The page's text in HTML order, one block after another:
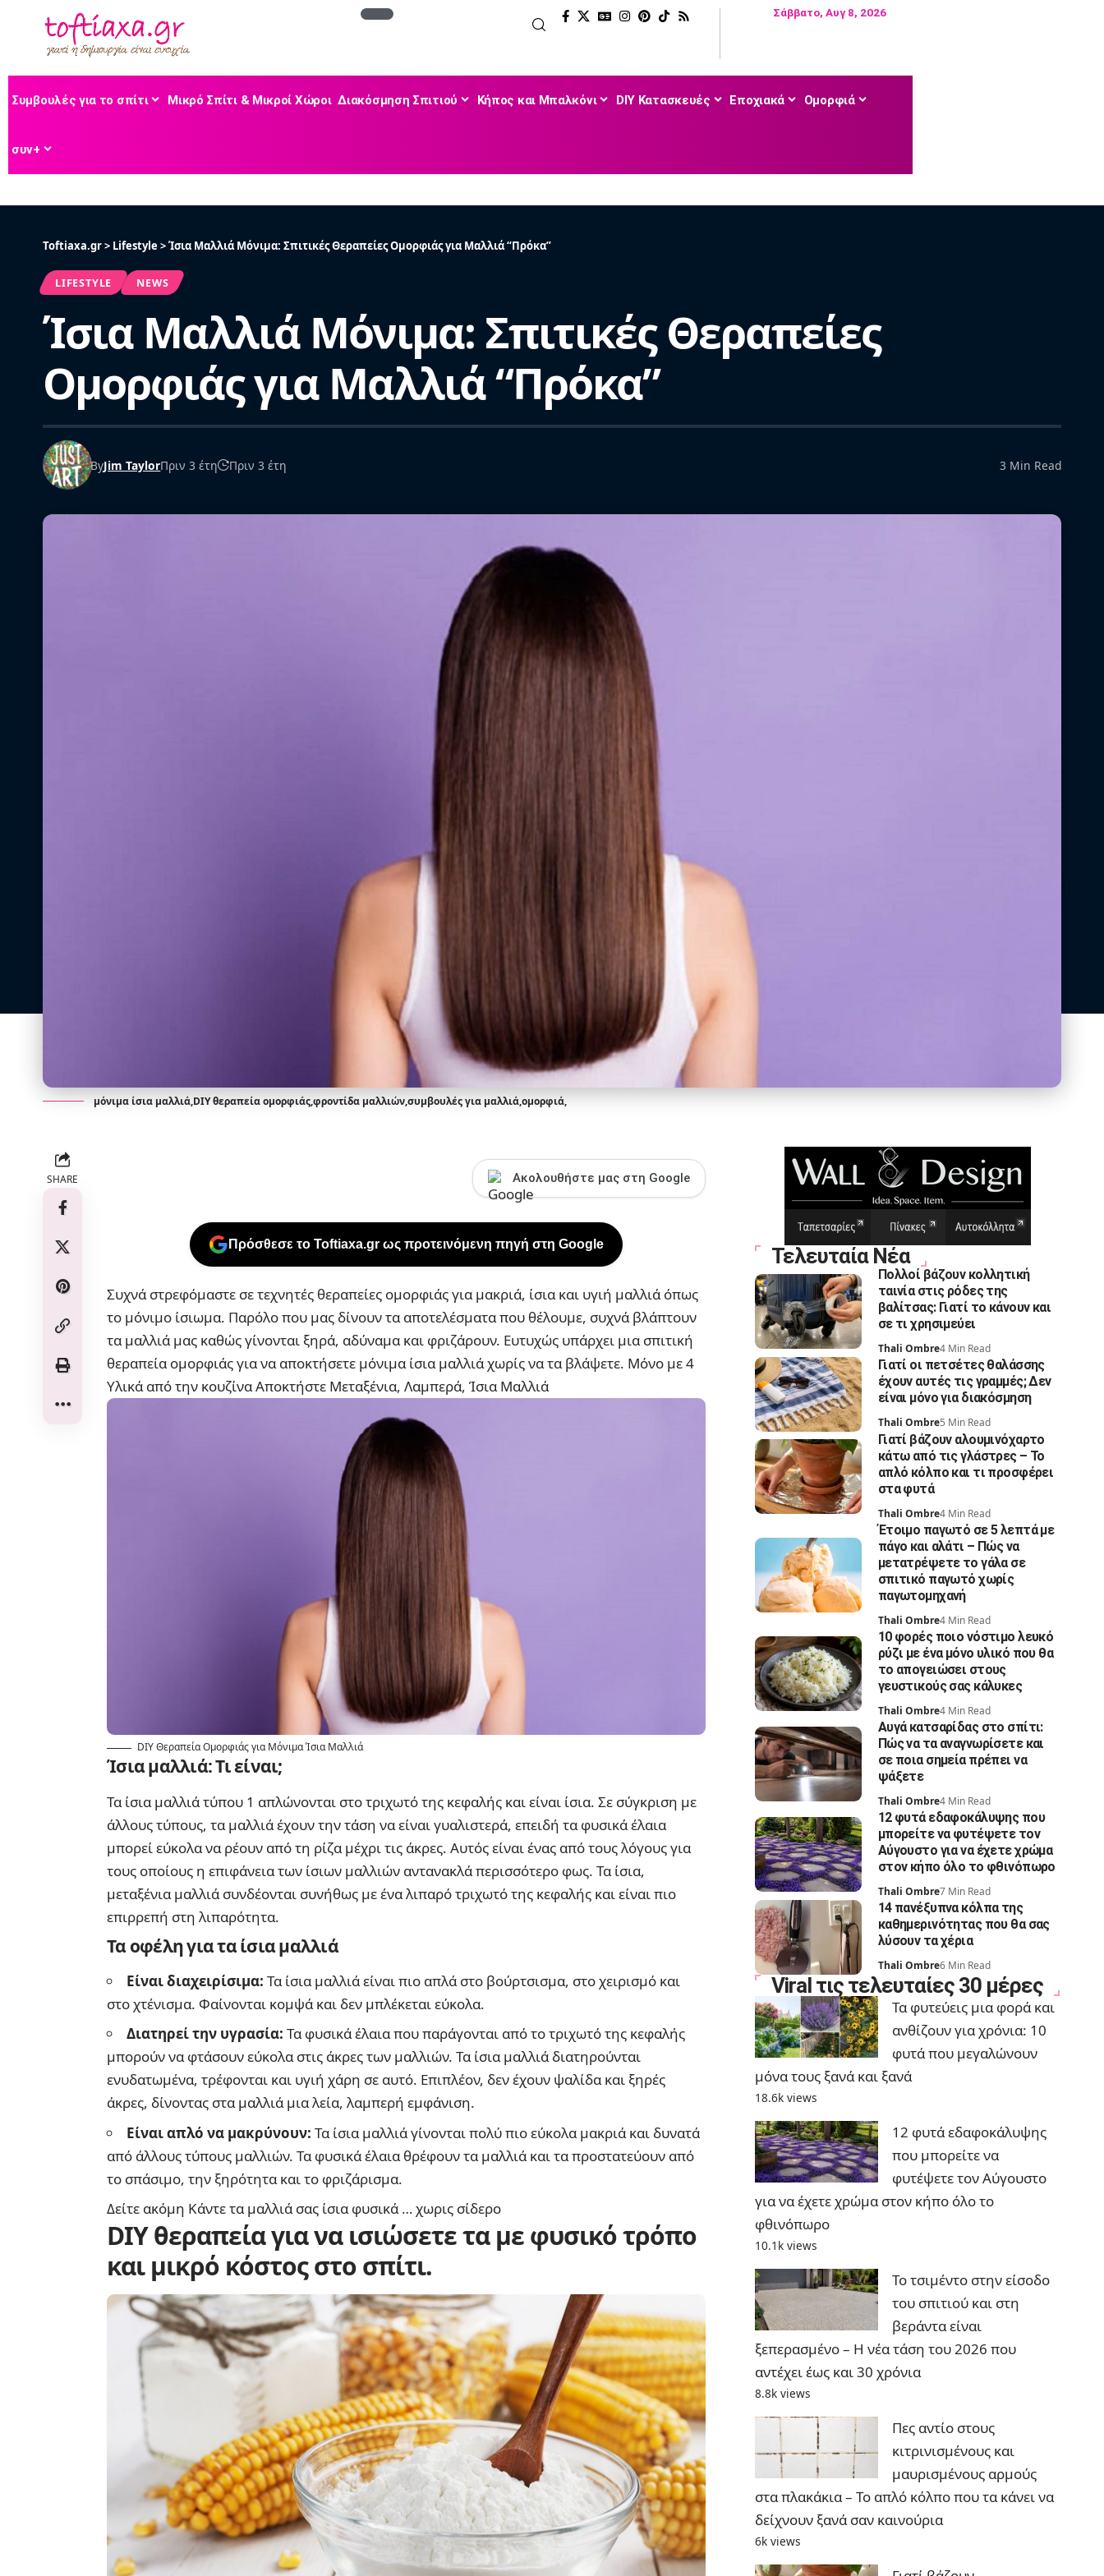
Σάββατο, Αυγ 8, 2026
Συμβουλές για το σπίτι Μικρό Σπίτι & Μικροί Χώροι Διακόσμηση Σπιτιού Κήπος και Μπαλκόνι DIY Κατασκευές Εποχιακά Ομορφιά
συν+
Toftiaxa.gr> Lifestyle>Ίσια Μαλλιά Μόνιμα: Σπιτικές Θεραπείες Ομορφιάς για Μαλλιά “Πρόκα”
LIFESTYLE NEWS
Ίσια Μαλλιά Μόνιμα: Σπιτικές Θεραπείες
Ομορφιάς για Μαλλιά “Πρόκα”
ByJim TaylorΠριν 3 έτη Πριν 3 έτη 3 Min Read
μόνιμα ίσια μαλλιά,DIY θεραπεία ομορφιάς,φροντίδα μαλλιών,συμβουλές για μαλλιά,ομορφιά,
SHARE Ακολουθήστε μας στη Google
Πρόσθεσε το Toftiaxa.gr ως προτεινόμενη πηγή στη Google
Συχνά στρεφόμαστε σε τεχνητές θεραπείες ομορφιάς για μακριά, ίσια και υγιή μαλλιά όπως
το μόνιμο ίσιωμα. Παρόλο που μας δίνουν τα αποτελέσματα που θέλουμε, συχνά βλάπτουν
τα μαλλιά μας καθώς γίνονται ξηρά, αδύναμα και φριζάρουν. Ευτυχώς υπάρχει μια σπιτική
θεραπεία ομορφιάς για να αποκτήσετε μόνιμα ίσια μαλλιά χωρίς να τα βλάψετε. Μόνο με 4
Υλικά από την κουζίνα Αποκτήστε Μεταξένια, Λαμπερά, Ίσια Μαλλιά
DIY Θεραπεία Ομορφιάς για Μόνιμα Ίσια Μαλλιά
Ίσια μαλλιά: Τι είναι;
Τα ίσια μαλλιά τύπου 1 απλώνονται στο τριχωτό της κεφαλής και είναι ίσια. Σε σύγκριση με
άλλους τύπους, τα μαλλιά έχουν την τάση να είναι γυαλιστερά, επειδή τα φυσικά έλαια
μπορεί εύκολα να ρέουν από τη ρίζα μέχρι τις άκρες. Αυτός είναι ένας από τους λόγους για
τους οποίους η επιφάνεια των ίσιων μαλλιών αντανακλά περισσότερο φως. Τα ίσια,
μεταξένια μαλλιά συνδέονται συνήθως με ένα λιπαρό τριχωτό της κεφαλής και είναι πιο
επιρρεπή στη λιπαρότητα.
Τα οφέλη για τα ίσια μαλλιά
Είναι διαχειρίσιμα: Τα ίσια μαλλιά είναι πιο απλά στο βούρτσισμα, στο χειρισμό και
στο χτένισμα. Φαίνονται κομψά και δεν μπλέκεται εύκολα.
Διατηρεί την υγρασία: Τα φυσικά έλαια που παράγονται από το τριχωτό της κεφαλής
μπορούν να φτάσουν εύκολα στις άκρες των μαλλιών. Τα ίσια μαλλιά διατηρούνται
ενυδατωμένα, τρέφονται και υγιή χάρη σε αυτό. Επιπλέον, δεν έχουν ψαλίδα και ξηρές
άκρες, δίνοντας στα μαλλιά μια λεία, λαμπερή εμφάνιση.
Είναι απλό να μακρύνουν: Τα ίσια μαλλιά γίνονται πολύ πιο εύκολα μακριά και δυνατά
από άλλους τύπους μαλλιών. Τα φυσικά έλαια θρέφουν τα μαλλιά και τα προστατεύουν από
το σπάσιμο, την ξηρότητα και το φριζάρισμα.
Δείτε ακόμη Κάντε τα μαλλιά σας ίσια φυσικά … χωρις σίδερο
DIY θεραπεία για να ισιώσετε τα με φυσικό τρόπο
και μικρό κόστος στο σπίτι.
Τελευταία Νέα
Πολλοί βάζουν κολλητική
ταινία στις ρόδες της
βαλίτσας: Γιατί το κάνουν και
σε τι χρησιμεύει
Thali Ombre4 Min Read
Γιατί οι πετσέτες θαλάσσης
έχουν αυτές τις γραμμές; Δεν
είναι μόνο για διακόσμηση
Thali Ombre5 Min Read
Γιατί βάζουν αλουμινόχαρτο
κάτω από τις γλάστρες – Το
απλό κόλπο και τι προσφέρει
στα φυτά
Thali Ombre4 Min Read
Έτοιμο παγωτό σε 5 λεπτά με
πάγο και αλάτι – Πώς να
μετατρέψετε το γάλα σε
σπιτικό παγωτό χωρίς
παγωτομηχανή
Thali Ombre4 Min Read
10 φορές ποιο νόστιμο λευκό
ρύζι με ένα μόνο υλικό που θα
το απογειώσει στους
γευστικούς σας κάλυκες
Thali Ombre4 Min Read
Αυγά κατσαρίδας στο σπίτι:
Πώς να τα αναγνωρίσετε και
σε ποια σημεία πρέπει να
ψάξετε
Thali Ombre4 Min Read
12 φυτά εδαφοκάλυψης που
μπορείτε να φυτέψετε τον
Αύγουστο για να έχετε χρώμα
στον κήπο όλο το φθινόπωρο
Thali Ombre7 Min Read
14 πανέξυπνα κόλπα της
καθημερινότητας που θα σας
λύσουν τα χέρια
Thali Ombre6 Min Read
Viral τις τελευταίες 30 μέρες
Τα φυτεύεις μια φορά και
ανθίζουν για χρόνια: 10
φυτά που μεγαλώνουν
μόνα τους ξανά και ξανά
18.6k views
12 φυτά εδαφοκάλυψης
που μπορείτε να
φυτέψετε τον Αύγουστο
για να έχετε χρώμα στον κήπο όλο το
φθινόπωρο
10.1k views
Το τσιμέντο στην είσοδο
του σπιτιού και στη
βεράντα είναι
ξεπερασμένο – Η νέα τάση του 2026 που
αντέχει έως και 30 χρόνια
8.8k views
Πες αντίο στους
κιτρινισμένους και
μαυρισμένους αρμούς
στα πλακάκια – Το απλό κόλπο που τα κάνει να
δείχνουν ξανά σαν καινούρια
6k views